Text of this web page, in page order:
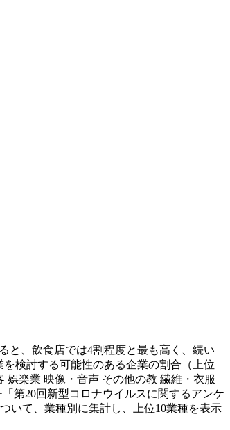
と、飲食店では4割程度と最も高く、続い
検討する可能性のある企業の割合（上位
娯楽業 映像・音声 その他の教 繊維・衣服
第20回新型コロナウイルスに関するアンケ
いて、業種別に集計し、上位10業種を表示